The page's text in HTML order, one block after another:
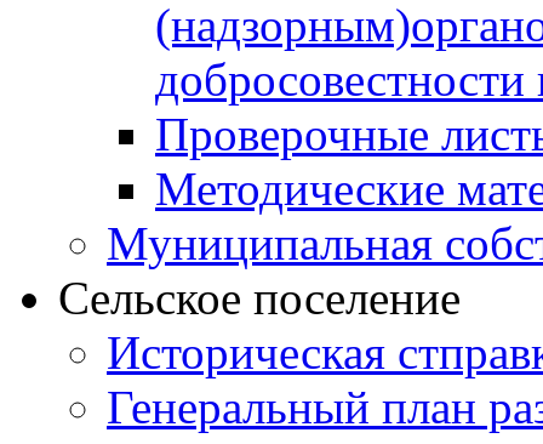
Проверочные
Методические
Муниципальная
Сельское поселение
Историческая
Генеральный план